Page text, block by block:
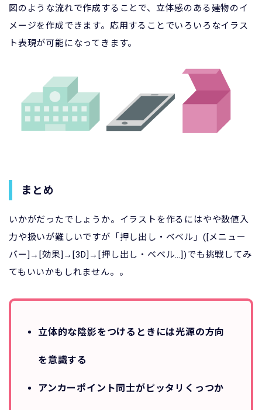
図のような流れで作成することで、立体感のある建物のイ
メージを作成できます。応用することでいろいろなイラス
ト表現が可能になってきます。
まとめ
いかがだったでしょうか。イラストを作るにはやや数値入
力や扱いが難しいですが「押し出し・ベベル」([メニュー
バー]→[効果]→[3D]→[押し出し・ベベル…])でも挑戦してみ
てもいいかもしれません。。
立体的な陰影をつけるときには光源の方向
を意識する
アンカーポイント同士がピッタリくっつか